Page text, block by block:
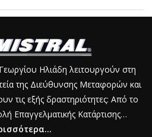
Ηλιάδη λειτουργούν στη
της Διεύθυνσης Μεταφορών και
τις εξής δραστηριότητες: Από το
Επαγγελματικής Κατάρτισης…